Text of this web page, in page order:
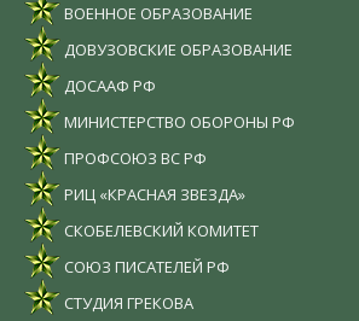
ВОЕННОЕ ОБРАЗОВАНИЕ
ДОВУЗОВСКИЕ ОБРАЗОВАНИЕ
ДОСААФ РФ
МИНИСТЕРСТВО ОБОРОНЫ РФ
ПРОФСОЮЗ ВС РФ
РИЦ «КРАСНАЯ ЗВЕЗДА»
СКОБЕЛЕВСКИЙ КОМИТЕТ
СОЮЗ ПИСАТЕЛЕЙ РФ
СТУДИЯ ГРЕКОВА